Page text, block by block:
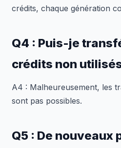
crédits, chaque génération
Q4 : Puis-je
crédits non
A4 : Malheureusement, les
sont pas possibles.
Q5 : De nouveaux